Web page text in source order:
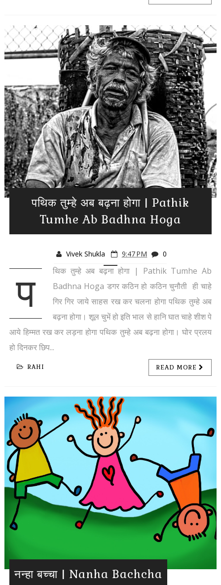
पथिक तुम्हे अब बढ़ना होगा | Pathik
Tumhe Ab Badhna Hoga
Vivek Shukla 9:47 PM 0
प
थिक तुम्हे अब बढ़ना होगा | Pathik Tumhe Ab
Badhna Hoga डगर कठिन हो कठिन चुनौती ही चाहे
गिर गिर जाये साहस रख कर चलना होगा पथिक तुम्हे अब
बढ़ना होगा। शूल चुभें हो इति भाल से हानि घात चाहे शीश पे
आये हिम्मत रख कर लड़ना होगा पथिक तुम्हे अब बढ़ना होगा। घोर प्रलय
हो दिनकर छिप...
RAHI READ MORE
नन्हा बच्चा | Nanha Bachcha